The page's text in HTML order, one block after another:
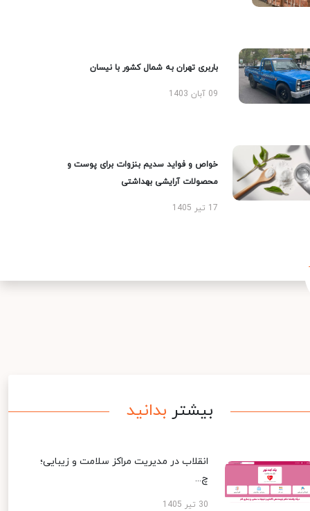
باربری تهران به شمال کشور با نیسان
09 آبان 1403
خواص و فواید سدیم بنزوات برای پوست و
محصولات آرایشی بهداشتی
17 تیر 1405
بیشتر بدانید
انقلاب در مدیریت مراکز سلامت و زیبایی؛
چ...
30 تیر 1405